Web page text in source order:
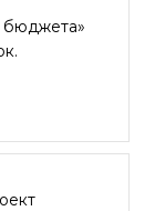
бюджета»